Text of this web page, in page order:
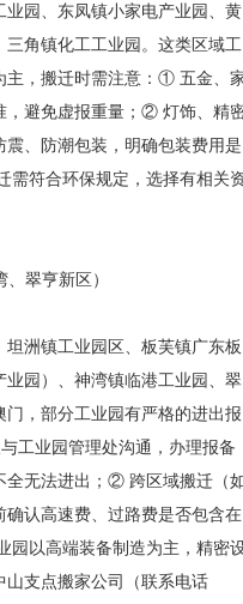
业园、东凤镇小家电产业园、黄
三角镇化工工业园。这类区域工
主，搬迁时需注意：① 五金、
，避免虚报重量；② 灯饰、精
、防潮包装，明确包装费用是
需符合环保规定，选择有相关
翠亨新区）
洲镇工业园区、板芙镇广东板
园）、神湾镇临港工业园、翠
，部分工业园有严格的进出报
工业园管理处沟通，办理报备
全无法进出；② 跨区域搬迁（
认高速费、过路费是否包含在
园以高端装备制造为主，精密
支点搬家公司（联系电话